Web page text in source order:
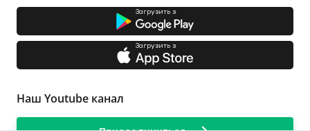
Загрузить з
Загрузить з
Наш Youtube канал